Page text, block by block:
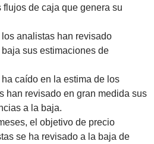
de caja que genera su
analistas han revisado
sus estimaciones de
caído en la estima de los
han revisado en gran medida sus
a la baja.
el objetivo de precio
se ha revisado a la baja de